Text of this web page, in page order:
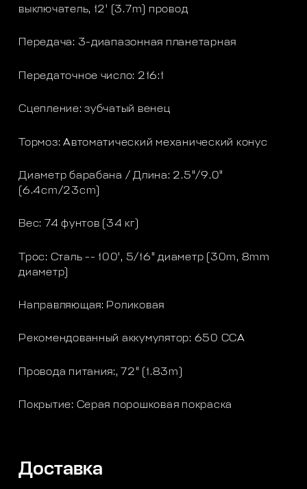
выключатель, 12' (3.7m) провод
Передача: 3-диапазонная планетарная
Передаточное число: 216:1
Сцепление: зубчатый венец
Тормоз: Автоматический механический конус
Диаметр барабана / Длина: 2.5"/9.0"
(6.4cm/23cm)
Вес: 74 фунтов (34 кг)
Трос: Сталь -- 100', 5/16" диаметр (30m, 8mm
диаметр)
Направляющая: Роликовая
Рекомендованный аккумулятор: 650 CCA
Провода питания:, 72" (1.83m)
Покрытие: Серая порошковая покраска
Доставка